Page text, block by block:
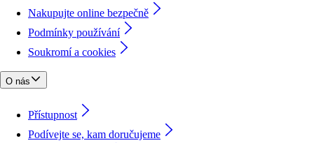
Nakupujte online bezpečně
Podmínky používání
Soukromí a cookies
O nás
Přístupnost
Podívejte se, kam doručujeme